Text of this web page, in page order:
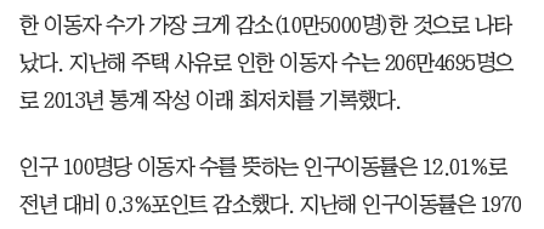
한 이동자 수가 가장 크게 감소(10만5000명)한 것으로 나타
났다. 지난해 주택 사유로 인한 이동자 수는 206만4695명으
로 2013년 통계 작성 이래 최저치를 기록했다.
인구 100명당 이동자 수를 뜻하는 인구이동률은 12.01%로
전년 대비 0.3%포인트 감소했다. 지난해 인구이동률은 1970